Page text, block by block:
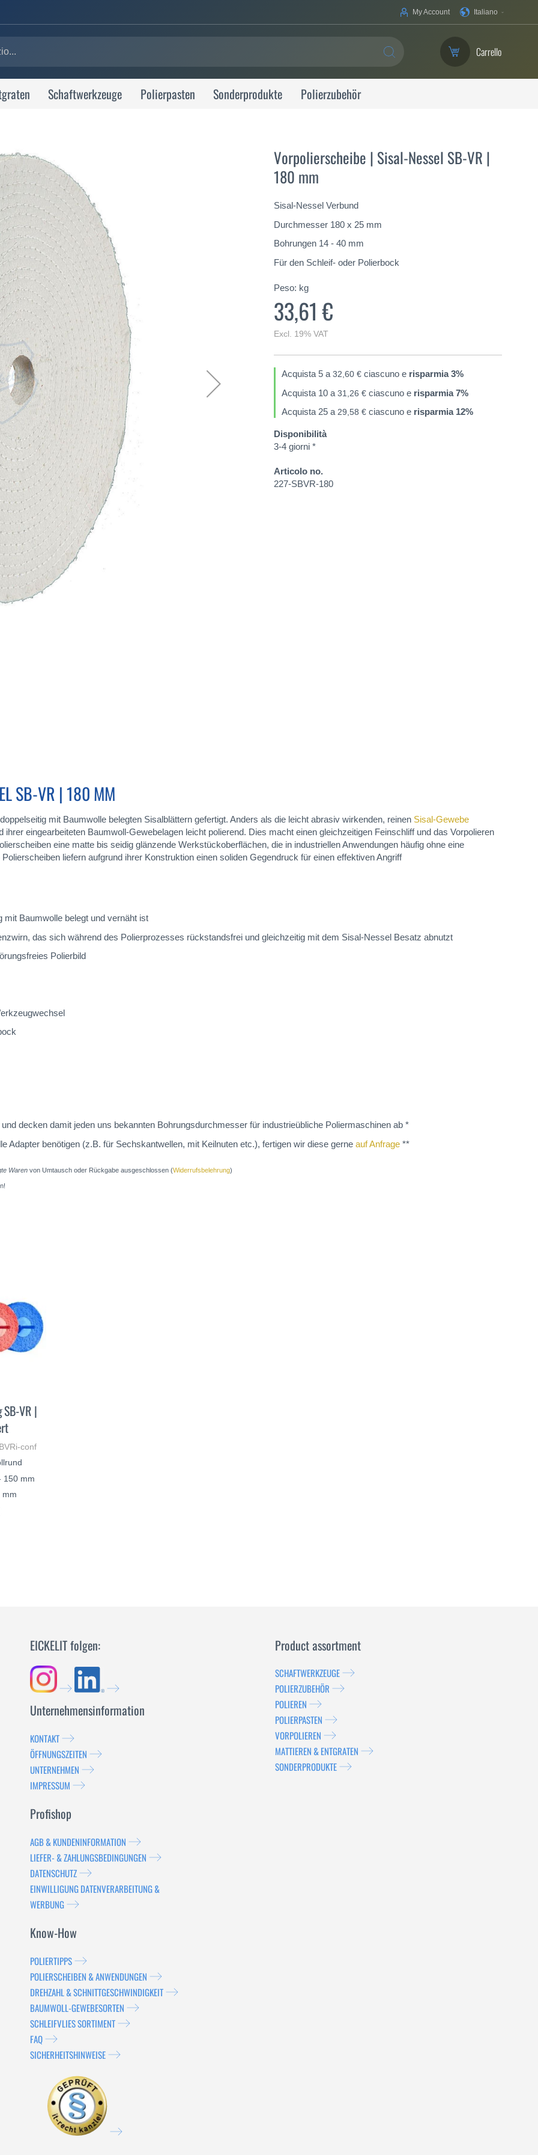
La
Italiano
My Account
SEARCH Carrello
Schaftwerkzeuge Polierpasten Sonderprodukte Polierzubehör
Vorpolierscheibe | Sisal-Nessel SB-VR |
180 mm
Sisal-Nessel Verbund
Durchmesser 180 x 25 mm
Bohrungen 14 - 40 mm
Für den Schleif- oder Polierbock
Peso: kg
33,61 €
Excl. 19% VAT
Acquista 5 a 32,60 € ciascuno e risparmia3%
Acquista 10 a 31,26 € ciascuno e risparmia7%
Acquista 25 a 29,58 € ciascuno e risparmia12%
Disponibilità
3-4 giorni *
Articolo no.
227-SBVR-180
SB-VR | 180 MM
mit Baumwolle belegten Sisalblättern gefertigt. Anders als die leicht abrasiv wirkenden, reinen Sisal-Gewebe
eingearbeiteten Baumwoll-Gewebelagen leicht polierend. Dies macht einen gleichzeitigen Feinschliff und das Vorpolieren
eine matte bis seidig glänzende Werkstückoberflächen, die in industriellen Anwendungen häufig ohne eine
liefern aufgrund ihrer Konstruktion einen soliden Gegendruck für einen effektiven Angriff
mit Baumwolle belegt und vernäht ist
das sich während des Polierprozesses rückstandsfrei und gleichzeitig mit dem Sisal-Nessel Besatz abnutzt
Polierbild
decken damit jeden uns bekannten Bohrungsdurchmesser für industrieübliche Poliermaschinen ab *
Adapter benötigen (z.B. für Sechskantwellen, mit Keilnuten etc.), fertigen wir diese gerne auf Anfrage **
Waren von Umtausch oder Rückgabe ausgeschlossen (Widerrufsbelehrung)
VR |
conf
150 mm
mm
EICKELIT folgen:
Unternehmensinformation
KONTAKT
ÖFFNUNGSZEITEN
UNTERNEHMEN
IMPRESSUM
Profishop
AGB & KUNDENINFORMATION
LIEFER- & ZAHLUNGSBEDINGUNGEN
DATENSCHUTZ
EINWILLIGUNG DATENVERARBEITUNG &
WERBUNG
Know-How
POLIERTIPPS
POLIERSCHEIBEN & ANWENDUNGEN
DREHZAHL & SCHNITTGESCHWINDIGKEIT
BAUMWOLL-GEWEBESORTEN
SCHLEIFVLIES SORTIMENT
FAQ
SICHERHEITSHINWEISE
Product assortment
SCHAFTWERKZEUGE
POLIERZUBEHÖR
POLIEREN
POLIERPASTEN
VORPOLIEREN
MATTIEREN & ENTGRATEN
SONDERPRODUKTE